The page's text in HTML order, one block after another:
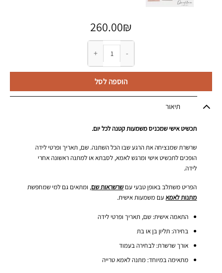
260.00₪
כמות של שרשרת תינוק עם שם ופרטי לידה
הוספה לסל
תיאור
תכשיט אישי שמכניס משמעות קטנה לכל יום.
שרשרת שמנציחה את הרגע שבו הכל השתנה. שם, תאריך ופרטי לידה
הופכים לתכשיט אישי ומרגש לאמא, לסבתא או למתנה ראשונה אחרי
לידה.
הפריט משתלב באופן טבעי עםשרשראות שם, ומתאים גם למי שמחפשת
מתנות לאמאעם משמעות אישית.
התאמה אישית: שם, תאריך ופרטי לידה
בחירה: תליון בן או בת
אורך שרשרת: לבחירה בעמוד
מתאימה במיוחד: מתנה לאמא טרייה